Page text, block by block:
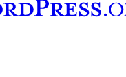
Tumblr